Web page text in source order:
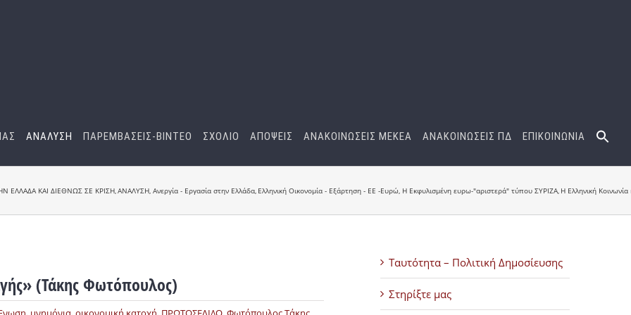
ΑΝΑΛΥΣΗ ΠΑΡΕΜΒΑΣΕΙΣ-BINTEO ΣΧΟΛΙΟ ΑΠΟΨΕΙΣ ΑΝΑΚΟΙΝΩΣΕΙΣ ΜΕΚΕΑ ΑΝΑΚΟΙΝΩΣΕΙΣ ΠΔ ΕΠΙΚΟΙΝΩΝΙΑ
ΕΛΛΑΔΑ ΚΑΙ ΔΙΕΘΝΩΣ ΣΕ ΚΡΙΣΗ ΑΝΑΛΥΣΗ Ανεργία - Εργασία στην Ελλάδα Ελληνική Οικονομία - Εξάρτηση - ΕΕ -Ευρώ Η Εκφυλισμένη ευρω-"αριστερά" τύπου ΣΥΡΙΖΑ Η Ελληνική
(Τάκης Φωτόπουλος)
Ταυτότητα – Πολιτική Δημοσίευσης
Στηρίξτε μας